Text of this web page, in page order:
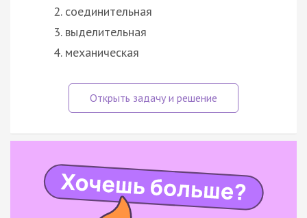
соединительная
выделительная
механическая